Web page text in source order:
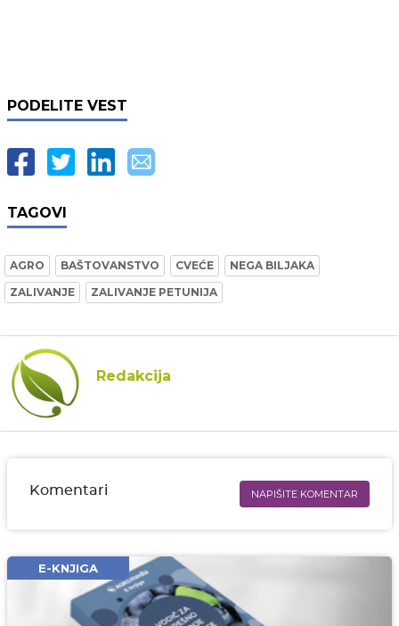
PODELITE VEST
TAGOVI
AGRO BAŠTOVANSTVO CVEĆE
NEGA BILJAKA
ZALIVANJE
ZALIVANJE PETUNIJA
Redakcija
Komentari NAPIŠITE KOMENTAR
Email* obavezno
Komentar* obavezno
E-KNJIGA